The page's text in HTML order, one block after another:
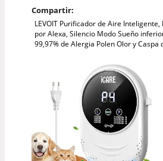
Compartir:
LEVOIT Purificador de Aire Inteligente,
por Alexa, Silencio Modo Sueño
99,97% de Alergia Polen Olor y Caspa